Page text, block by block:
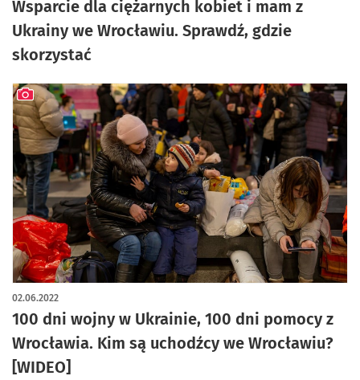
Wsparcie dla ciężarnych kobiet i mam z
Ukrainy we Wrocławiu. Sprawdź, gdzie
skorzystać
100 dni wojny w Ukrainie, 100 dni pomocy z
Wrocławia. Kim są uchodźcy we Wrocławiu?
[WIDEO]
02.06.2022
artykuł z galerią zdjęć